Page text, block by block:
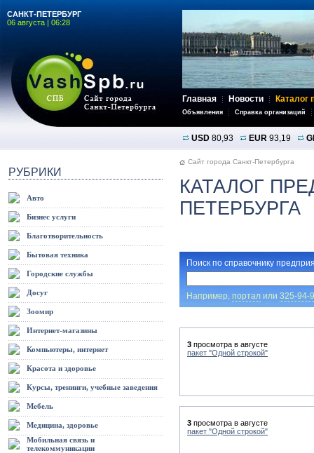
САНКТ-ПЕТЕРБУРГ
06 августа | 06:28
Главная Новости Каталог
Объявления Справка организаций
USD 80,93 EUR 93,19
РУБРИКИ
Авто
Бизнес услуги
Благотворительность
Бытовая техника
Городские службы
Досуг
Зоомир
Интернет-магазины
Компьютеры, интернет
Красота и здоровье
Курсы, тренинги, учебные заведения
Мебель
Медицина, здоровье
Мобильная связь и
телекоммуникации
Сайт города Санкт-Петербурга
КАТАЛОГ
ПЕТЕРБУРГА
Поиск по справочнику
Например, порталили 325-94-
3 просмотра в августе
пакет "Одной строкой"
3 просмотра в августе
пакет "Одной строкой"